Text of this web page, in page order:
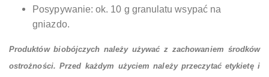
Posypywanie: ok. 10 g granulatu wsypać na
gniazdo.
Produktów biobójczych należy używać z zachowaniem środków
ostrożności. Przed każdym użyciem należy przeczytać etykietę i